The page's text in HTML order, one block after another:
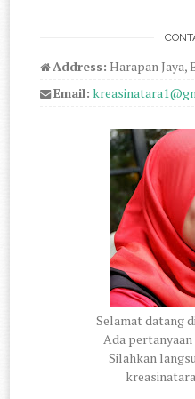
Address: Harapan Jaya,
Email:
Selamat datang
Ada
Silahkan